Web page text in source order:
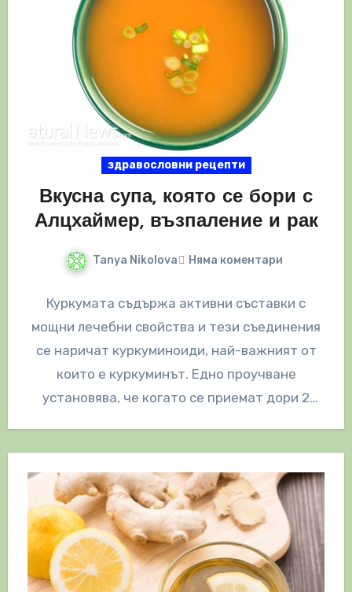
здравословни рецепти
Вкусна супа, която се бори с
Алцхаймер, възпаление и рак
Tanya Nikolova Няма коментари
Куркумата съдържа активни съставки с
мощни лечебни свойства и тези съединения
се наричат куркуминоиди, най-важният от
които е куркуминът. Едно проучване
установява, че когато се приемат дори 2